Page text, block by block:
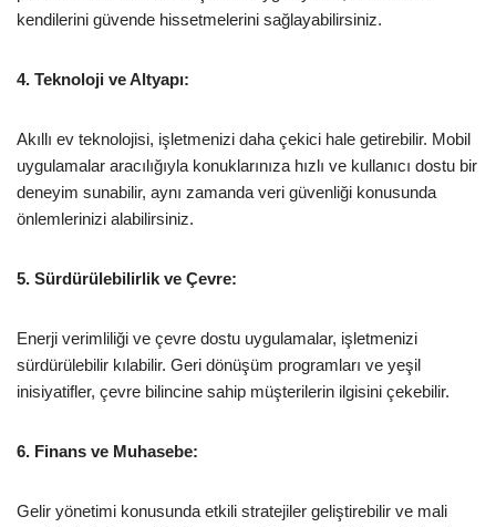
kendilerini güvende hissetmelerini sağlayabilirsiniz.
4. Teknoloji ve Altyapı:
Akıllı ev teknolojisi, işletmenizi daha çekici hale getirebilir. Mobil
uygulamalar aracılığıyla konuklarınıza hızlı ve kullanıcı dostu bir
deneyim sunabilir, aynı zamanda veri güvenliği konusunda
önlemlerinizi alabilirsiniz.
5. Sürdürülebilirlik ve Çevre:
Enerji verimliliği ve çevre dostu uygulamalar, işletmenizi
sürdürülebilir kılabilir. Geri dönüşüm programları ve yeşil
inisiyatifler, çevre bilincine sahip müşterilerin ilgisini çekebilir.
6. Finans ve Muhasebe:
Gelir yönetimi konusunda etkili stratejiler geliştirebilir ve mali